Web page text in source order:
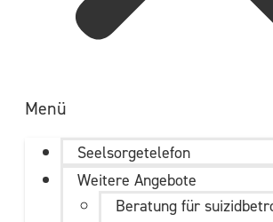
Menü
Seelsorgetelefon
Weitere Angebote
Beratung für